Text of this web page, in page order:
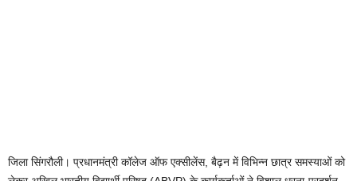
जिला सिंगरौली। प्रधानमंत्री कॉलेज ऑफ एक्सीलेंस, बैढ़न में विभिन्न छात्र समस्याओं को